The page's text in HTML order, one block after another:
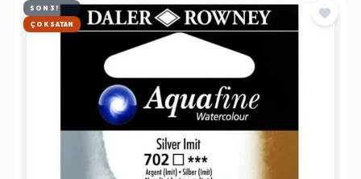
SON 3!
HIZLI KARGO